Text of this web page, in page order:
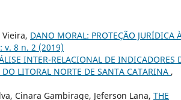
DANO MORAL: PROTEÇÃO JURÍDICA
v. 8 n. 2 (2019)
INTER-RELACIONAL DE INDICADORES
LITORAL NORTE DE SANTA CATARINA ,
Cinara Gambirage, Jeferson Lana, THE